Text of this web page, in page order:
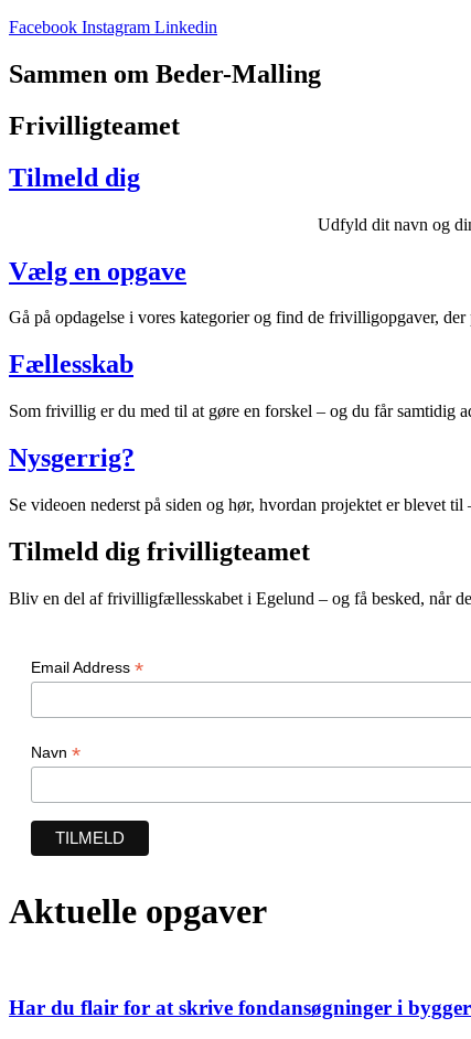
Facebook Instagram Linkedin
Sammen om Beder-Malling
Frivilligteamet
Tilmeld dig
Udfyld dit navn og
Vælg en opgave
Gå på opdagelse i vores kategorier og find de frivilligopgaver, der
Fællesskab
Som frivillig er du med til at gøre en forskel – og du får samtidig
Nysgerrig?
Se videoen nederst på siden og hør, hvordan projektet er blevet
Tilmeld dig frivilligteamet
Bliv en del af frivilligfællesskabet i Egelund – og få besked, når
Email Address *
Navn *
Aktuelle opgaver
Har du flair for at skrive fondansøgninger i